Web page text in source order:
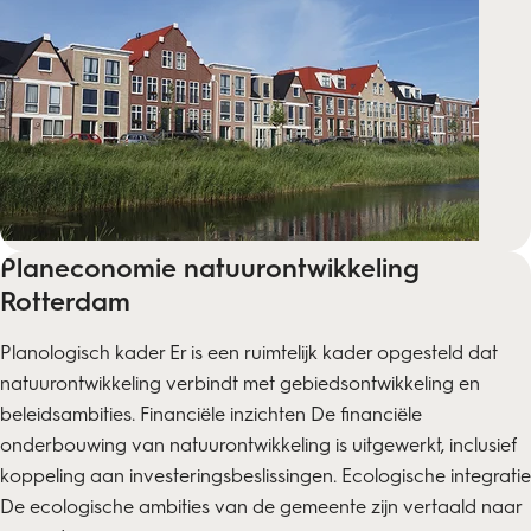
Planeconomie natuurontwikkeling
Rotterdam
Planologisch kader Er is een ruimtelijk kader opgesteld dat
natuurontwikkeling verbindt met gebiedsontwikkeling en
beleidsambities. Financiële inzichten De financiële
onderbouwing van natuurontwikkeling is uitgewerkt, inclusief
koppeling aan investeringsbeslissingen. Ecologische integratie
De ecologische ambities van de gemeente zijn vertaald naar